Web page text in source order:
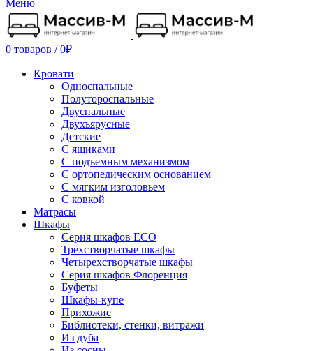
Меню
0 товаров / 0₽
Кровати
Односпальные
Полутороспальные
Двуспальные
Двухъярусные
Детские
С ящиками
С подъемным механизмом
С ортопедическим основанием
С мягким изголовьем
С ковкой
Матрасы
Шкафы
Серия шкафов ECO
Трехстворчатые шкафы
Четырехстворчатые шкафы
Серия шкафов Флоренция
Буфеты
Шкафы-купе
Прихожие
Библиотеки, стенки, витражи
Из дуба